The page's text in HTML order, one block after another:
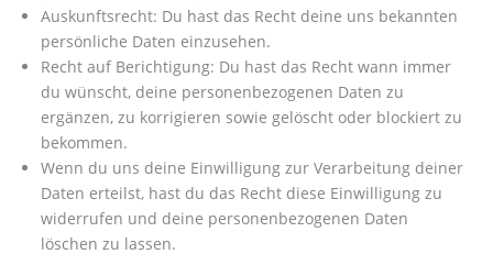
Auskunftsrecht: Du hast das Recht deine uns bekannten
persönliche Daten einzusehen.
Recht auf Berichtigung: Du hast das Recht wann immer
du wünscht, deine personenbezogenen Daten zu
ergänzen, zu korrigieren sowie gelöscht oder blockiert zu
bekommen.
Wenn du uns deine Einwilligung zur Verarbeitung deiner
Daten erteilst, hast du das Recht diese Einwilligung zu
widerrufen und deine personenbezogenen Daten
löschen zu lassen.